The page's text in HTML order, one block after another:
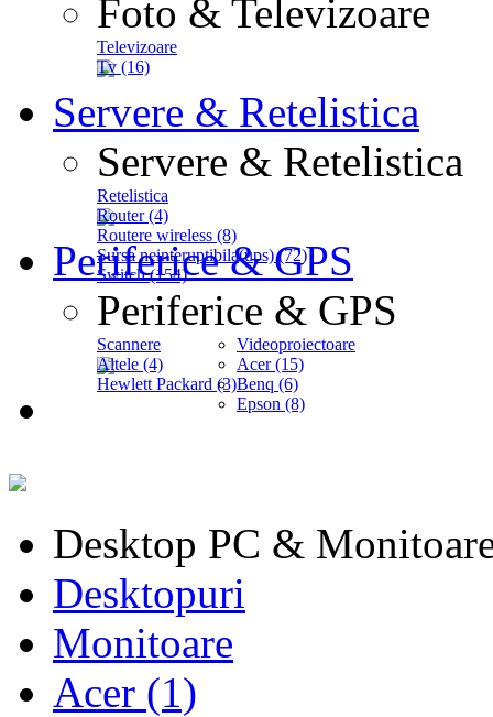
Foto & Televizoare
Televizoare
Tv (16)
Servere & Retelistica
Servere & Retelistica
Retelistica
Router (4)
Routere wireless (8)
Sursa neinteruptibila(ups) (72)
Switch (154)
Periferice & GPS
Periferice & GPS
Scannere
Altele (4)
Hewlett Packard (3)
Videoproiectoare
Acer (15)
Benq (6)
Epson (8)
Desktop PC &
Desktopuri
Monitoare
Acer (1)